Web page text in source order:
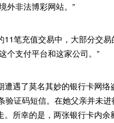
外非法博彩网站。”
笔充值交易中，大部分交
个支付平台和这家公司。”
遇了莫名其妙的银行卡网络
证码短信。在她父亲并未
所幸的是，两张银行卡内余